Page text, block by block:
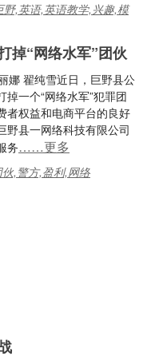
野,英语,英语教学,兴趣,模
掉“网络水军”团伙‌
娜 翟纯雪近日，巨野县公
一个“网络水军”犯罪团
者权益和电商平台的良好
野县一网络科技有限公司
务……更多
,警方,盈利,网络